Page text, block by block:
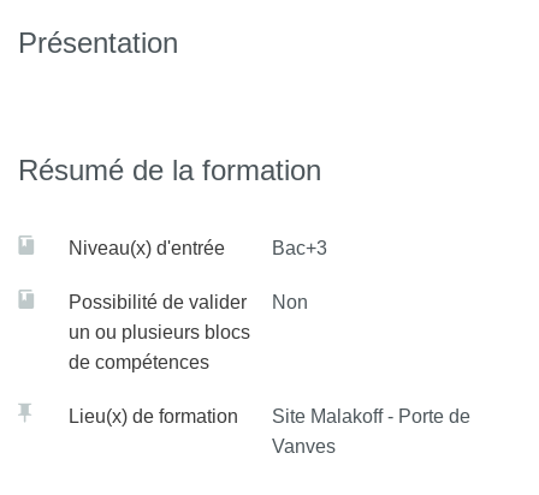
Présentation
Résumé de la formation
Niveau(x) d'entrée Bac+3
Possibilité de valider
un ou plusieurs blocs
de compétences
Non
Lieu(x) de formation
Site Malakoff - Porte de
Vanves